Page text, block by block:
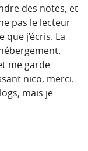
des notes, et
pas le lecteur
que j’écris. La
me garde
nico, merci.
mais je